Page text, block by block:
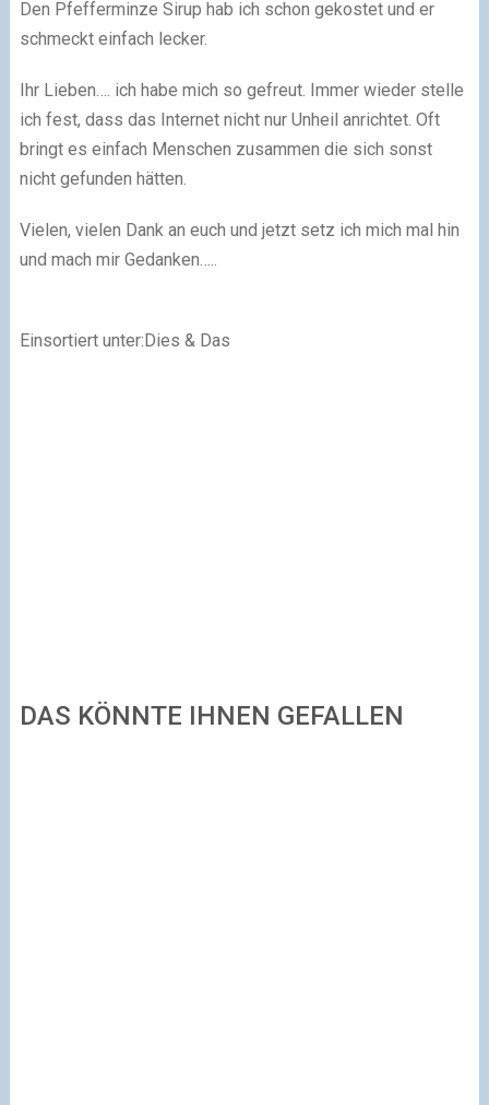
Den Pfefferminze Sirup hab ich schon gekostet und er
schmeckt einfach lecker.
Ihr Lieben…. ich habe mich so gefreut. Immer wieder stelle
ich fest, dass das Internet nicht nur Unheil anrichtet. Oft
bringt es einfach Menschen zusammen die sich sonst
nicht gefunden hätten.
Vielen, vielen Dank an euch und jetzt setz ich mich mal hin
und mach mir Gedanken…..
Einsortiert unter:Dies & Das
DAS KÖNNTE IHNEN GEFALLEN